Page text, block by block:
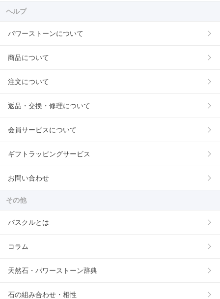
ヘルプ
パワーストーンについて
商品について
注文について
返品・交換・修理について
会員サービスについて
ギフトラッピングサービス
お問い合わせ
その他
パスクルとは
コラム
天然石・パワーストーン辞典
石の組み合わせ・相性